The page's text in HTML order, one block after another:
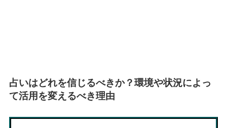
占いはどれを信じるべきか？環境や状況によっ
て活用を変えるべき理由